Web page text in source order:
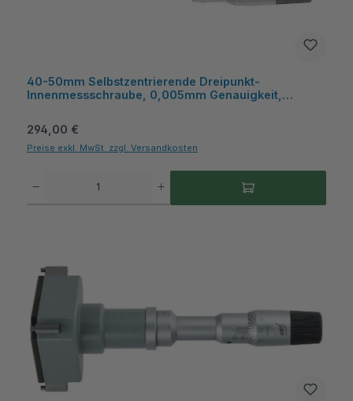
40-50mm Selbstzentrierende Dreipunkt-
Innenmessschraube, 0,005mm Genauigkeit,
Regulärer Preis:
294,00 €
Preise exkl. MwSt. zzgl. Versandkosten